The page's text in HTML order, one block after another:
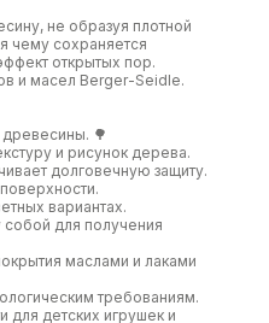
не образуя плотной
чему сохраняется
открытых пор.
и масел Berger-Seidle.
🌳
и рисунок дерева.
долговечную защиту.
вариантах.
для получения
маслами и лаками
требованиям.
для детских игрушек и